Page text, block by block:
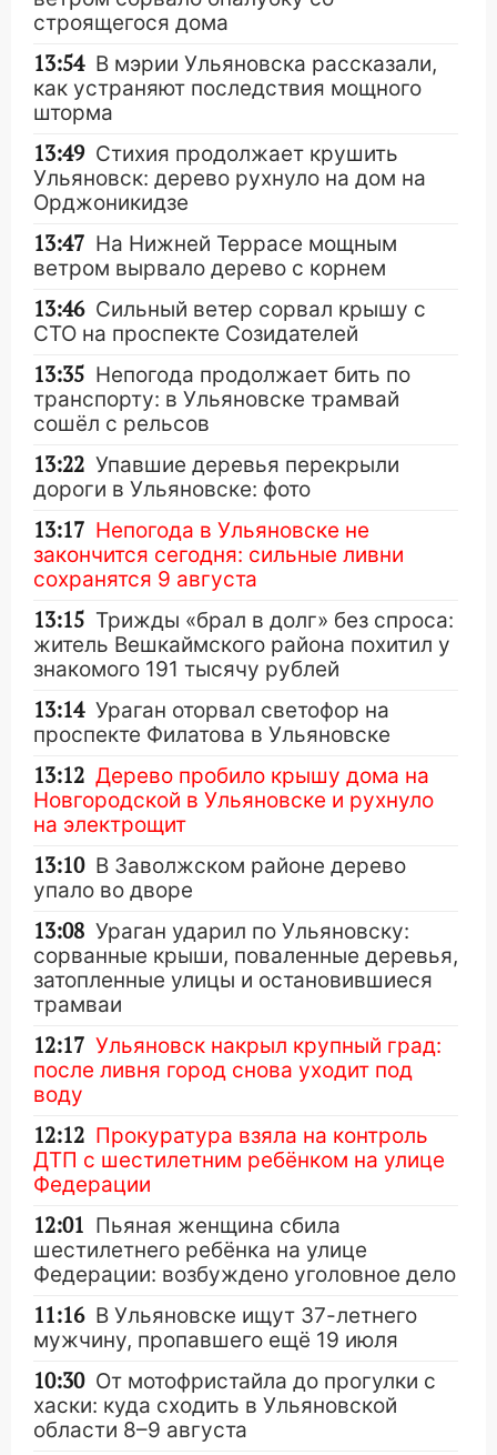
строящегося дома
13:54 В мэрии Ульяновска рассказали,
как устраняют последствия мощного
шторма
13:49 Стихия продолжает крушить
Ульяновск: дерево рухнуло на дом на
Орджоникидзе
13:47 На Нижней Террасе мощным
ветром вырвало дерево с корнем
13:46 Сильный ветер сорвал крышу с
СТО на проспекте Созидателей
13:35 Непогода продолжает бить по
транспорту: в Ульяновске трамвай
сошёл с рельсов
13:22 Упавшие деревья перекрыли
дороги в Ульяновске: фото
13:17 Непогода в Ульяновске не
закончится сегодня: сильные ливни
сохранятся 9 августа
13:15 Трижды «брал в долг» без спроса:
житель Вешкаймского района похитил у
знакомого 191 тысячу рублей
13:14 Ураган оторвал светофор на
проспекте Филатова в Ульяновске
13:12 Дерево пробило крышу дома на
Новгородской в Ульяновске и рухнуло
на электрощит
13:10 В Заволжском районе дерево
упало во дворе
13:08 Ураган ударил по Ульяновску:
сорванные крыши, поваленные деревья,
затопленные улицы и остановившиеся
трамваи
12:17 Ульяновск накрыл крупный град:
после ливня город снова уходит под
воду
12:12 Прокуратура взяла на контроль
ДТП с шестилетним ребёнком на улице
Федерации
12:01 Пьяная женщина сбила
шестилетнего ребёнка на улице
Федерации: возбуждено уголовное дело
11:16 В Ульяновске ищут 37-летнего
мужчину, пропавшего ещё 19 июля
10:30 От мотофристайла до прогулки с
хаски: куда сходить в Ульяновской
области 8–9 августа